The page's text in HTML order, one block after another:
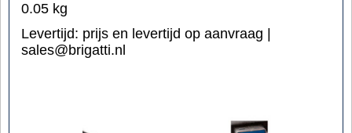
0.05 kg
Levertijd: prijs en levertijd op aanvraag |
sales@brigatti.nl